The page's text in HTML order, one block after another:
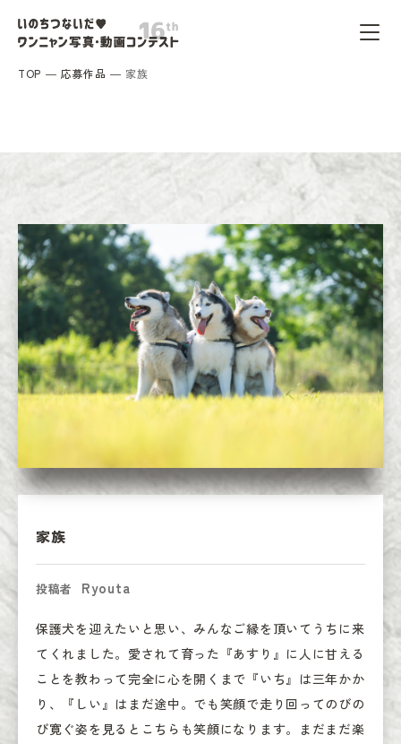
TOP 応募作品 家族
家族
投稿者 Ryouta
保護犬を迎えたいと思い、みんなご縁を頂いてうちに来
てくれました。愛されて育った『あすり』に人に甘える
ことを教わって完全に心を開くまで『いち』は三年かか
り、『しい』はまだ途中。でも笑顔で走り回ってのびの
び寛ぐ姿を見るとこちらも笑顔になります。まだまだ楽